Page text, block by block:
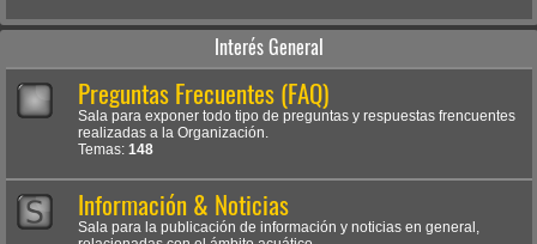
Interés General
Preguntas Frecuentes (FAQ)
Sala para exponer todo tipo de preguntas y respuestas frencuentes
realizadas a la Organización.
Temas: 148
Información & Noticias
Sala para la publicación de información y noticias en general,